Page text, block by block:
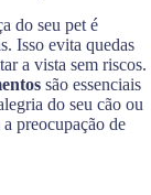
do seu pet é
Isso evita quedas
a vista sem riscos.
são essenciais
do seu cão ou
preocupação de